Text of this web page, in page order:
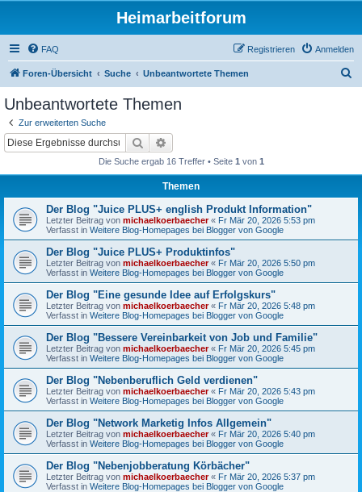
Heimarbeitforum
FAQ Anmelden
Registrieren
Foren-Übersicht Suche Unbeantwortete Themen
Unbeantwortete Themen
Zur erweiterten Suche
Suche
Die Suche ergab 16 Treffer • Seite 1 von 1
Themen
Der Blog "Juice PLUS+ english Produkt Information"
Letzter Beitrag von michaelkoerbaecher« Fr Mär 20, 2026 5:53 pm
Verfasst in Weitere Blog-Homepages bei Blogger von Google
Der Blog "Juice PLUS+ Produktinfos"
Letzter Beitrag von michaelkoerbaecher« Fr Mär 20, 2026 5:50 pm
Verfasst in Weitere Blog-Homepages bei Blogger von Google
Der Blog "Eine gesunde Idee auf Erfolgskurs"
Letzter Beitrag von michaelkoerbaecher« Fr Mär 20, 2026 5:48 pm
Verfasst in Weitere Blog-Homepages bei Blogger von Google
Der Blog "Bessere Vereinbarkeit von Job und Familie"
Letzter Beitrag von michaelkoerbaecher« Fr Mär 20, 2026 5:45 pm
Verfasst in Weitere Blog-Homepages bei Blogger von Google
Der Blog "Nebenberuflich Geld verdienen"
Letzter Beitrag von michaelkoerbaecher« Fr Mär 20, 2026 5:43 pm
Verfasst in Weitere Blog-Homepages bei Blogger von Google
Der Blog "Network Marketig Infos Allgemein"
Letzter Beitrag von michaelkoerbaecher« Fr Mär 20, 2026 5:40 pm
Verfasst in Weitere Blog-Homepages bei Blogger von Google
Der Blog "Nebenjobberatung Körbächer"
Letzter Beitrag von michaelkoerbaecher« Fr Mär 20, 2026 5:37 pm
Verfasst in Weitere Blog-Homepages bei Blogger von Google